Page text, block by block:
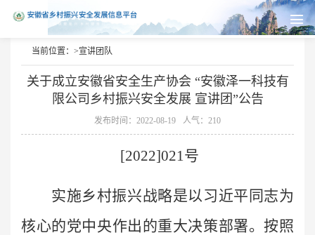
当前位置：>宣讲团队
关于成立安徽省安全生产协会 “安徽泽一科技有
限公司乡村振兴安全发展 宣讲团”公告
发布时间：2022-08-19 人气：210
[2022]021号
实施乡村振兴战略是以习近平同志为
核心的党中央作出的重大决策部署。按照